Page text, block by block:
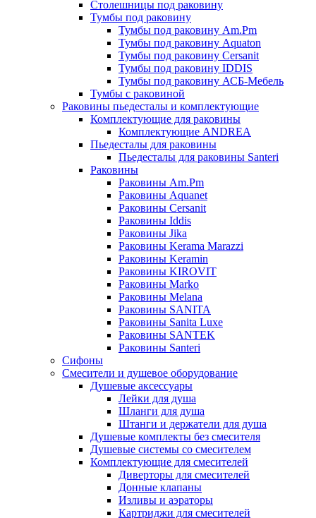
Столешницы под раковину
Тумбы под раковину
Тумбы под раковину Am.Pm
Тумбы под раковину Aquaton
Тумбы под раковину Cersanit
Тумбы под раковину IDDIS
Тумбы под раковину АСБ-Мебель
Тумбы с раковиной
Раковины пьедесталы и комплектующие
Комплектующие для раковины
Комплектующие ANDREA
Пьедесталы для раковины
Пьедесталы для раковины Santeri
Раковины
Раковины Am.Pm
Раковины Aquanet
Раковины Cersanit
Раковины Iddis
Раковины Jika
Раковины Kerama Marazzi
Раковины Keramin
Раковины KIROVIT
Раковины Marko
Раковины Melana
Раковины SANITA
Раковины Sanita Luxe
Раковины SANTEK
Раковины Santeri
Сифоны
Смесители и душевое оборудование
Душевые аксессуары
Лейки для душа
Шланги для душа
Штанги и держатели для душа
Душевые комплекты без смесителя
Душевые системы со смесителем
Комплектующие для смесителей
Диверторы для смесителей
Донные клапаны
Изливы и аэраторы
Картриджи для смесителей